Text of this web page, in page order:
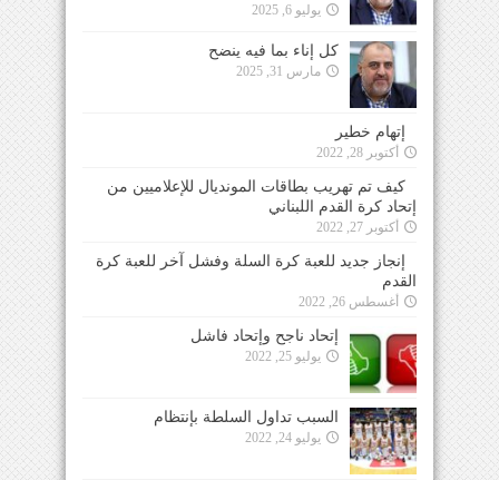
يوليو 6, 2025
كل إناء بما فيه ينضح
مارس 31, 2025
إتهام خطير
أكتوبر 28, 2022
كيف تم تهريب بطاقات المونديال للإعلاميين من
إتحاد كرة القدم اللبناني
أكتوبر 27, 2022
إنجاز جديد للعبة كرة السلة وفشل آخر للعبة كرة
القدم
أغسطس 26, 2022
إتحاد ناجح وإتحاد فاشل
يوليو 25, 2022
السبب تداول السلطة بإنتظام
يوليو 24, 2022